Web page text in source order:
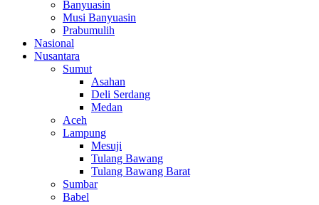
Banyuasin
Musi Banyuasin
Prabumulih
Nasional
Nusantara
Sumut
Asahan
Deli Serdang
Medan
Aceh
Lampung
Mesuji
Tulang Bawang
Tulang Bawang Barat
Sumbar
Babel